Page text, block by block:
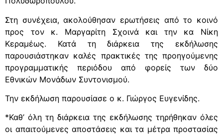
Στη συνέχεια, ακολούθησαν ερωτήσεις από το κοινό
προς τον κ. Μαργαρίτη Σχοινά και την κα Νίκη
Κεραμέως. Κατά τη διάρκεια της εκδήλωσης
παρουσιάστηκαν καλές πρακτικές της προηγούμενης
προγραμματικής περιόδου από φορείς των δύο
Εθνικών Μονάδων Συντονισμού.
Την εκδήλωση παρουσίασε ο κ. Γιώργος Ευγενίδης.
*Καθ’ όλη τη διάρκεια της εκδήλωσης τηρήθηκαν όλες
οι απαιτούμενες αποστάσεις και τα μέτρα προστασίας